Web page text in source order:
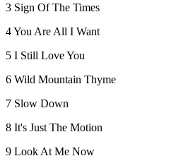
3 Sign Of The Times
4 You Are All I Want
5 I Still Love You
6 Wild Mountain Thyme
7 Slow Down
8 It's Just The Motion
9 Look At Me Now